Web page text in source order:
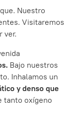
Nuestro
Visitaremos
ver.
Bajo nuestros
Inhalamos un
y denso que
tanto oxígeno